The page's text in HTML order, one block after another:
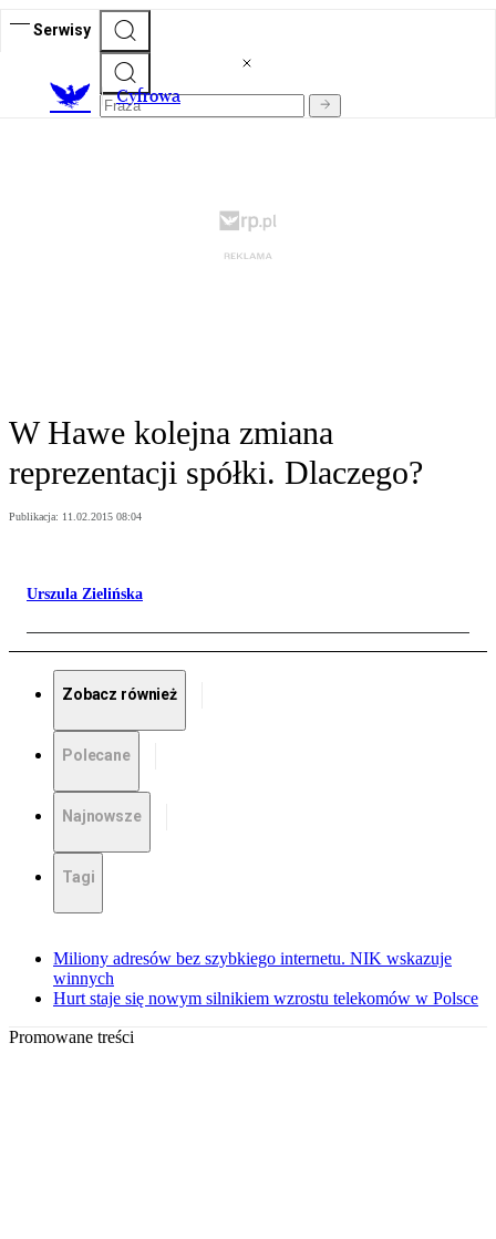
Serwisy
Cyfrowa
W Hawe kolejna zmiana
reprezentacji spółki. Dlaczego?
Publikacja: 11.02.2015 08:04
Urszula Zielińska
Zobacz również
Polecane
Najnowsze
Tagi
Miliony adresów bez szybkiego internetu. NIK wskazuje
winnych
Hurt staje się nowym silnikiem wzrostu telekomów w Polsce
Promowane treści